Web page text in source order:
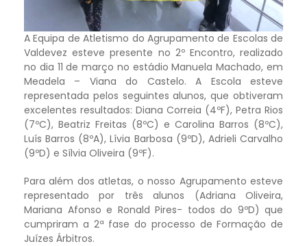
A Equipa de Atletismo do Agrupamento de Escolas de
Valdevez esteve presente no 2º Encontro, realizado
no dia 11 de março no estádio Manuela Machado, em
Meadela – Viana do Castelo. A Escola esteve
representada pelos seguintes alunos, que obtiveram
excelentes resultados: Diana Correia (4ºF), Petra Rios
(7ºC), Beatriz Freitas (8ºC) e Carolina Barros (8ºC),
Luís Barros (8ºA), Lívia Barbosa (9ºD), Adrieli Carvalho
(9ºD) e Sílvia Oliveira (9ºF).
Para além dos atletas, o nosso Agrupamento esteve
representado por três alunos (Adriana Oliveira,
Mariana Afonso e Ronald Pires- todos do 9ºD) que
cumpriram a 2ª fase do processo de Formação de
Juízes Árbitros.